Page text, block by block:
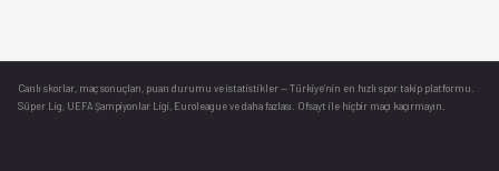
Canlı skorlar , maç sonuçları, puan durumu ve istatistikler — Türkiye’nin en hızlı spor takip platformu.
Süper Lig, UEFA Şampiyonlar Ligi, Euroleague ve daha fazlası. Ofsayt ile hiçbir maçı kaçırmayın.